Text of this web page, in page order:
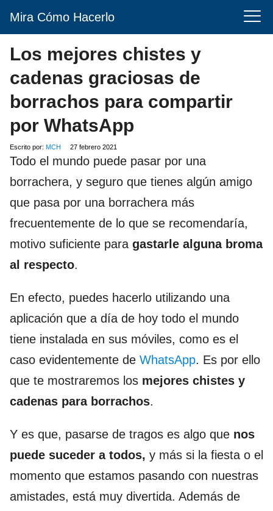
Mira Cómo Hacerlo
Los mejores chistes y
cadenas graciosas de
borrachos para compartir
por WhatsApp
Escrito por: MCH 27 febrero 2021
Todo el mundo puede pasar por una
borrachera, y seguro que tienes algún amigo
que pasa por una borrachera más
frecuentemente de lo que se recomendaría,
motivo suficiente para gastarle alguna broma
al respecto.
En efecto, puedes hacerlo utilizando una
aplicación que a día de hoy todo el mundo
tiene instalada en sus móviles, como es el
caso evidentemente de WhatsApp. Es por ello
que te mostraremos los mejores chistes y
cadenas para borrachos.
Y es que, pasarse de tragos es algo que nos
puede suceder a todos, y más si la fiesta o el
momento que estamos pasando con nuestras
amistades, está muy divertida. Además de